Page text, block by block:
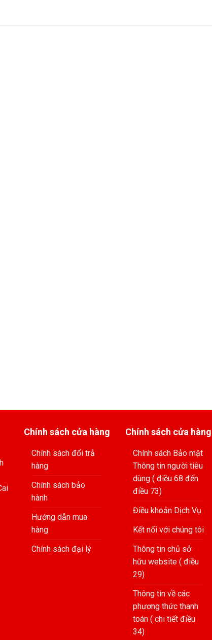
Chính sách cửa hàng
Chính sách đổi trả
hàng
Chính sách bảo
hành
Hướng dẫn mua
hàng
Chính sách đại lý
Chính sách cửa hàng
Chính sách Bảo mật
Thông tin người tiêu
dùng ( điều 68 đến
điều 73)
Điều khoản Dịch Vụ
Kết nối với chúng tôi
Thông tin chủ sở
hữu website ( điều
29)
Thông tin về các
phương thức thanh
toán ( chi tiết điều
34)